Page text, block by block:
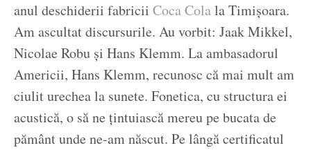
anul deschiderii fabricii Coca Colala Timișoara.
Am ascultat discursurile. Au vorbit: Jaak Mikkel,
Nicolae Robu și Hans Klemm. La ambasadorul
Americii, Hans Klemm, recunosc că mai mult am
ciulit urechea la sunete. Fonetica, cu structura ei
acustică, o să ne țintuiască mereu pe bucata de
pământ unde ne-am născut. Pe lângă certificatul